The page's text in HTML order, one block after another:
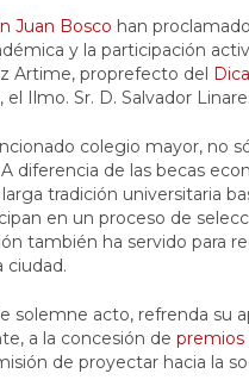
Juan Bosco han
y la participación
Artime, proprefecto del
Ilmo. Sr. D. Salvador
colegio mayor, no
diferencia de las becas
tradición universitaria
en un proceso de
también ha servido para
ciudad.
solemne acto, refrenda
a la concesión de premios
de proyectar hacia la